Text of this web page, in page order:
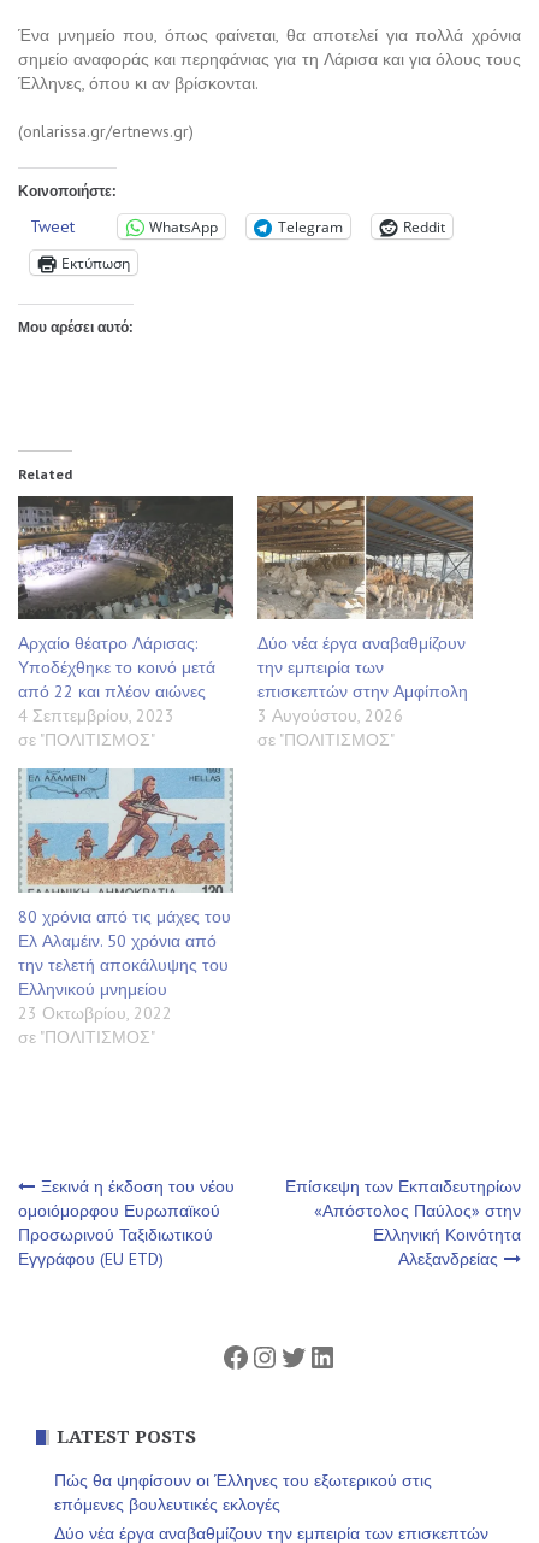
Ένα μνημείο που, όπως φαίνεται, θα αποτελεί για πολλά χρόνια
σημείο αναφοράς και περηφάνιας για τη Λάρισα και για όλους τους
Έλληνες, όπου κι αν βρίσκονται.
(onlarissa.gr/ertnews.gr)
Κοινοποιήστε:
Tweet WhatsApp Telegram
Reddit
Εκτύπωση
Μου αρέσει αυτό:
Related
Αρχαίο θέατρο Λάρισας:
Υποδέχθηκε το κοινό μετά
από 22 και πλέον αιώνες
4 Σεπτεμβρίου, 2023
σε "ΠΟΛΙΤΙΣΜΟΣ"
Δύο νέα έργα αναβαθμίζουν
την εμπειρία των
επισκεπτών στην Αμφίπολη
3 Αυγούστου, 2026
σε "ΠΟΛΙΤΙΣΜΟΣ"
80 χρόνια από τις μάχες του
Ελ Αλαμέιν. 50 χρόνια από
την τελετή αποκάλυψης του
Ελληνικού μνημείου
23 Οκτωβρίου, 2022
σε "ΠΟΛΙΤΙΣΜΟΣ"
Πλοήγηση
άρθρων
Ξεκινά η έκδοση του νέου
ομοιόμορφου Ευρωπαϊκού
Προσωρινού Ταξιδιωτικού
Εγγράφου (EU ETD)
Επίσκεψη των Εκπαιδευτηρίων
«Απόστολος Παύλος» στην
Ελληνική Κοινότητα
Αλεξανδρείας
Facebook
Instagram
Twitter
Linkedin
LATEST POSTS
Πώς θα ψηφίσουν οι Έλληνες του εξωτερικού στις
επόμενες βουλευτικές εκλογές
Δύο νέα έργα αναβαθμίζουν την εμπειρία των επισκεπτών